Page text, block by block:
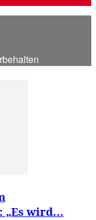
„Es wird...